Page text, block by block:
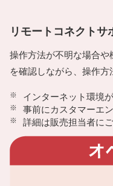
リモートコネクトサ
操作方法が不明な場合
を確認しながら、操作
※ インターネット環境が
※ 事前にカスタマーエ
※ 詳細は販売担当者に